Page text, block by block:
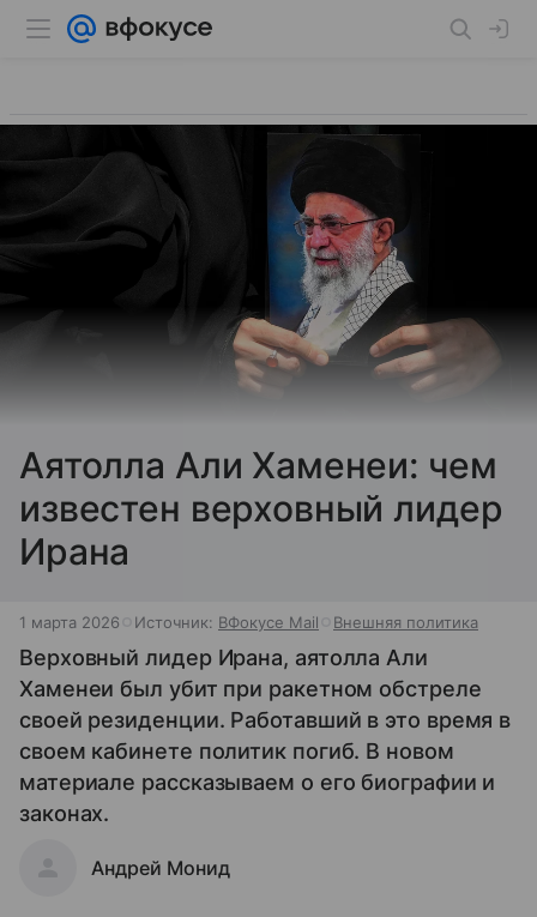
Аятолла Али Хаменеи: чем
известен верховный лидер
Ирана
1 марта 2026 Источник: ВФокусе Mail Внешняя политика
Верховный лидер Ирана, аятолла Али
Хаменеи был убит при ракетном обстреле
своей резиденции. Работавший в это время в
своем кабинете политик погиб. В новом
материале рассказываем о его биографии и
законах.
Андрей Монид